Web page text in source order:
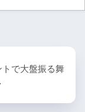
で大盤振る舞